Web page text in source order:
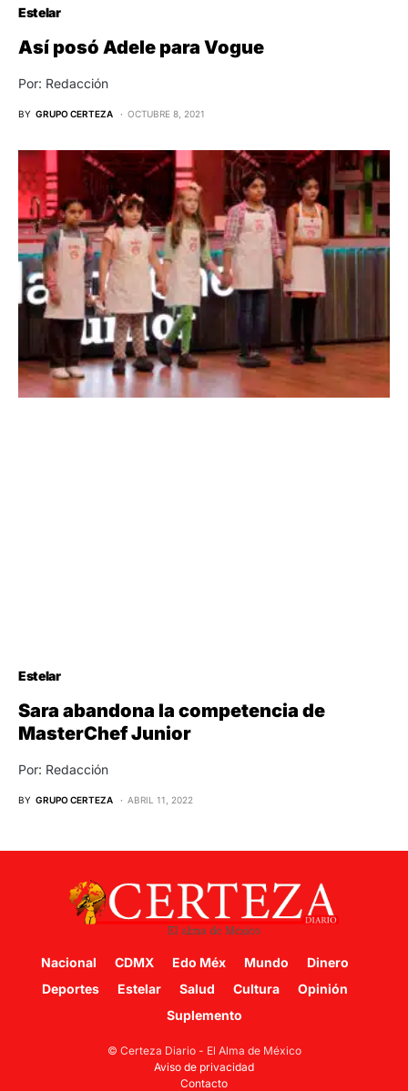
Estelar
Así posó Adele para Vogue
Por: Redacción
BY GRUPO CERTEZA OCTUBRE 8, 2021
Estelar
Sara abandona la competencia de
MasterChef Junior
Por: Redacción
BY GRUPO CERTEZA ABRIL 11, 2022
Nacional CDMX Edo Méx Mundo
Dinero
Deportes
Estelar Salud Cultura
Opinión
Suplemento
© Certeza Diario - El Alma de México
Aviso de privacidad
Contacto